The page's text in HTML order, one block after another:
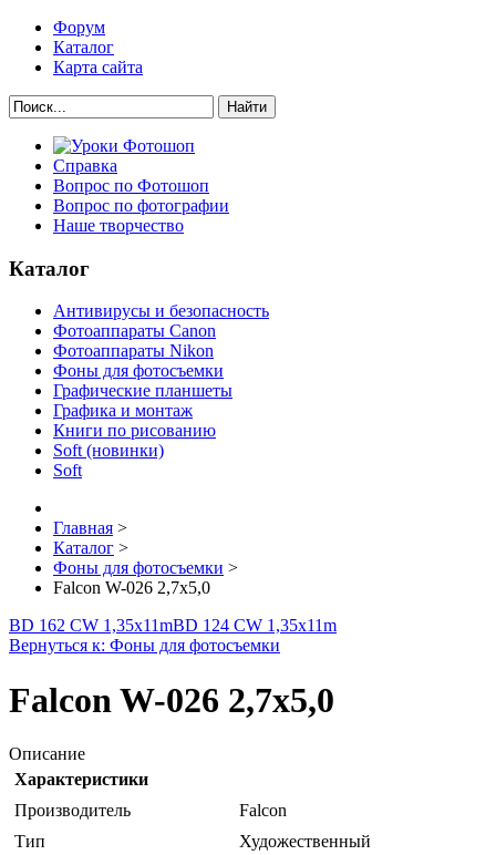
Форум
Каталог
Карта сайта
Найти
Справка
Вопрос по Фотошоп
Вопрос по фотографии
Наше творчество
Каталог
Антивирусы и безопасность
Фотоаппараты Canon
Фотоаппараты Nikon
Фоны для фотосъемки
Графические планшеты
Графика и монтаж
Книги по рисованию
Soft (новинки)
Soft
Главная >
Каталог >
Фоны для фотосъемки >
Falcon W-026 2,7х5,0
BD 162 CW 1,35х11mBD 124 CW 1,35х11m
Вернуться к: Фоны для фотосъемки
Falcon W-026 2,7х5,0
Описание
Характеристики
Производитель
Falcon
Тип
Художественный